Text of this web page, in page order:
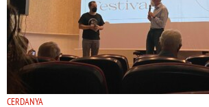
CERDANYA